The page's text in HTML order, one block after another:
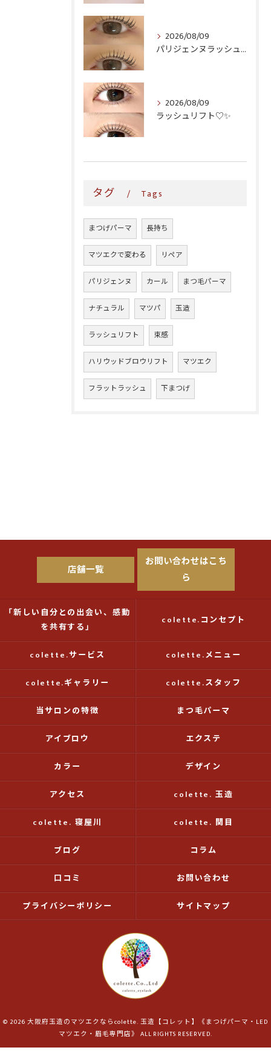
2026/08/09
パリジェンヌラッシュリフト♪
2026/08/09
ラッシュリフト♡✨
タグ Tags
まつげパーマ 長持ち
マツエクで変わる リペア
パリジェンヌ カール まつ毛パーマ
ナチュラル マツパ 玉造
ラッシュリフト 束感
ハリウッドブロウリフト マツエク
フラットラッシュ 下まつげ
店舗一覧
お問い合わせはこち
ら
「新しい自分との出会い、感動
を共有する」
colette.コンセプト
colette.サービス colette.メニュー
colette.ギャラリー colette.スタッフ
当サロンの特徴 まつ毛パーマ
アイブロウ エクステ
カラー デザイン
アクセス colette. 玉造
colette. 寝屋川 colette. 関目
ブログ コラム
口コミ お問い合わせ
プライバシーポリシー サイトマップ
© 2026 大阪府玉造のマツエクならcolette. 玉造【コレット】《まつげパーマ・LED
マツエク・眉毛専門店》 ALL RIGHTS RESERVED.